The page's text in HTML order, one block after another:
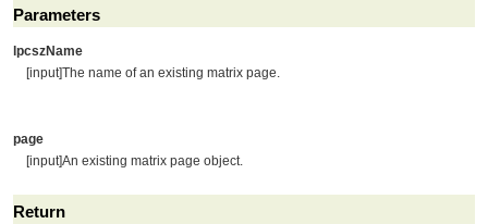
Parameters
lpcszName
[input]The name of an existing matrix page.
page
[input]An existing matrix page object.
Return